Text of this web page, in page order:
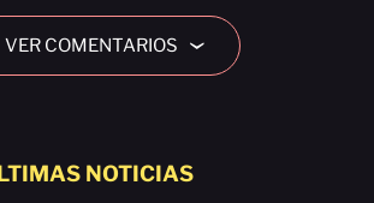
VER COMENTARIOS ›
NOTICIAS